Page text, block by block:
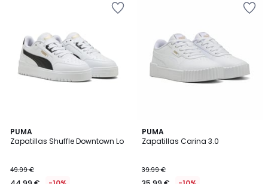
PUMA
Zapatillas Shuffle Downtown Lo
49.99 €
PUMA
Zapatillas Carina 3.0
39.99 €
2
Colores